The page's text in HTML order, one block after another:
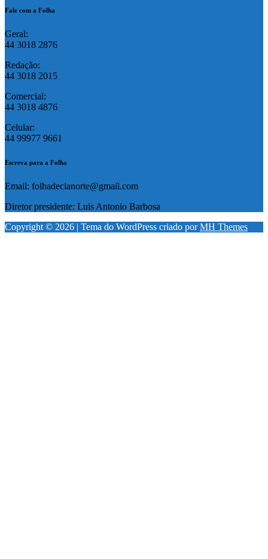
Fale com a Folha
Geral:
44 3018 2876
Redação:
44 3018 2015
Comercial:
44 3018 4876
Celular:
44 99977 9661
Escreva para a Folha
Email: folhadecianorte@gmail.com
Diretor presidente: Luis Antonio Barbosa
Copyright © 2026 | Tema do WordPress criado porMH Themes